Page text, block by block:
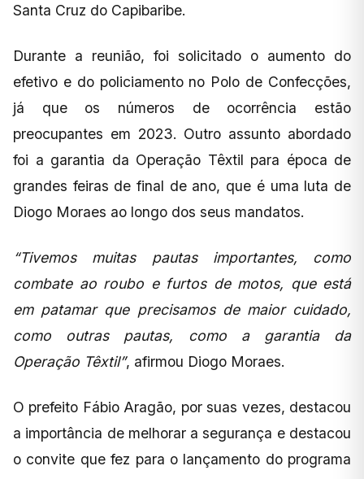
Santa Cruz do Capibaribe.
Durante a reunião, foi solicitado o aumento do
efetivo e do policiamento no Polo de Confecções,
já que os números de ocorrência estão
preocupantes em 2023. Outro assunto abordado
foi a garantia da Operação Têxtil para época de
grandes feiras de final de ano, que é uma luta de
Diogo Moraes ao longo dos seus mandatos.
“Tivemos muitas pautas importantes, como
combate ao roubo e furtos de motos, que está
em patamar que precisamos de maior cuidado,
como outras pautas, como a garantia da
Operação Têxtil”, afirmou Diogo Moraes.
O prefeito Fábio Aragão, por suas vezes, destacou
a importância de melhorar a segurança e destacou
o convite que fez para o lançamento do programa